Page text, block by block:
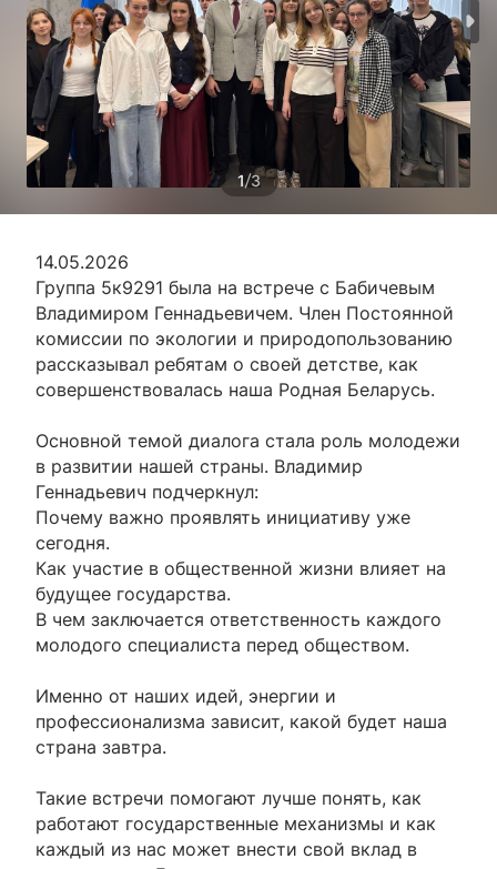
1/3
14.05.2026
Группа 5к9291 была на встрече с Бабичевым
Владимиром Геннадьевичем. Член Постоянной
комиссии по экологии и природопользованию
рассказывал ребятам о своей детстве, как
совершенствовалась наша Родная Беларусь.
Основной темой диалога стала роль молодежи
в развитии нашей страны. Владимир
Геннадьевич подчеркнул:
Почему важно проявлять инициативу уже
сегодня.
Как участие в общественной жизни влияет на
будущее государства.
В чем заключается ответственность каждого
молодого специалиста перед обществом.
Именно от наших идей, энергии и
профессионализма зависит, какой будет наша
страна завтра.
Такие встречи помогают лучше понять, как
работают государственные механизмы и как
каждый из нас может внести свой вклад в